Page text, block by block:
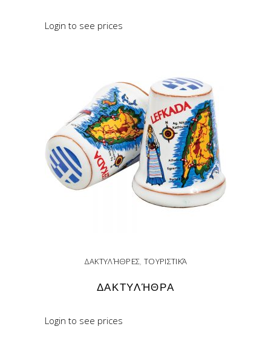
READ MORE
Login to see prices
ΔΑΚΤΥΛΉΘΡΕΣ, ΤΟΥΡΙΣΤΙΚΆ
ΔΑΚΤΥΛΉΘΡΑ
READ MORE
Login to see prices